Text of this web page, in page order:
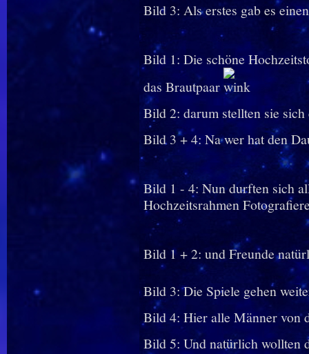
Bild 3: Als erstes gab es
Bild 1: Die schöne
das Brautpaar
Bild 2: darum stellten sie
Bild 3 + 4: Na wer hat den
Bild 1 - 4: Nun durften sich
Hochzeitsrahmen
Bild 1 + 2: und Freunde
Bild 3: Die Spiele gehen
Bild 4: Hier alle Männer von
Bild 5: Und natürlich wollten